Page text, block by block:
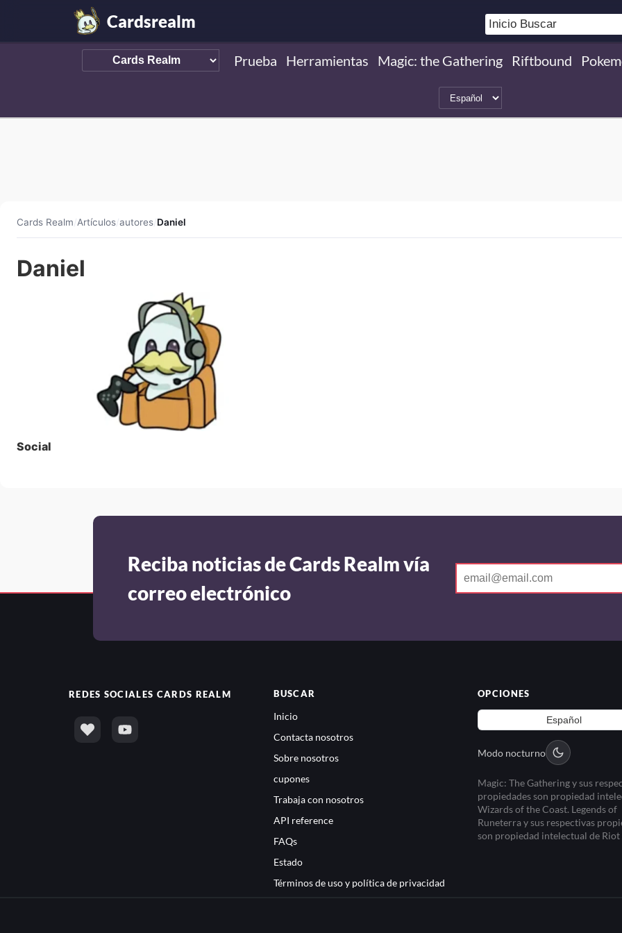
Cardsrealm
Prueba Herramientas Magic: the Gathering Riftbound
Cards Realm/Artículos/autores/Daniel
Daniel
Social
Reciba noticias de Cards Realm vía
correo electrónico
REDES SOCIALES CARDS REALM BUSCAR
Inicio
Contacta nosotros
Sobre nosotros
cupones
Trabaja con nosotros
API reference
FAQs
Estado
Términos de uso y política de privacidad
OPCIONES
Modo nocturno
Magic: The Gathering y sus
propiedades son propiedad
Wizards of the Coast. Legends of
Runeterra y sus respectivas
son propiedad intelectual de Riot